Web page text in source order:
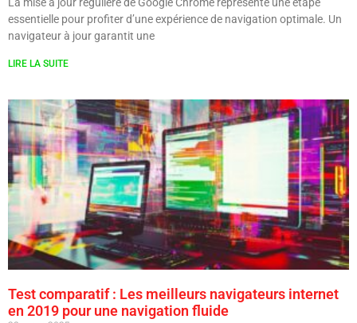
essentielle pour profiter d’une expérience de navigation optimale. Un
navigateur à jour garantit une
LIRE LA SUITE
Test comparatif : Les meilleurs navigateurs internet
en 2019 pour une navigation fluide